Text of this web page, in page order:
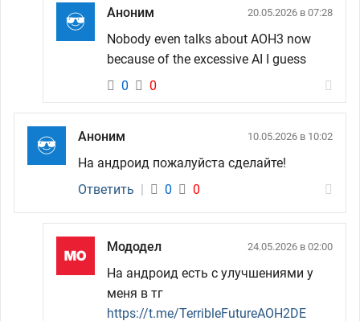
Аноним 20.05.2026 в 07:28
Nobody even talks about AOH3 now
because of the excessive AI I guess
0
0
Аноним 10.05.2026 в 10:02
На андроид пожалуйста сделайте!
Ответить | 0 0
Мододел 24.05.2026 в 02:00
На андроид есть с улучшениями у
меня в тг
https://t.me/TerribleFutureAOH2DE